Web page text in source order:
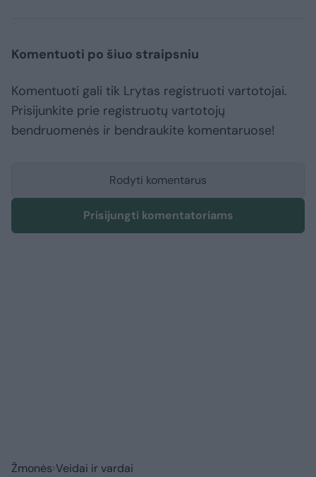
Komentuoti po šiuo straipsniu
Komentuoti gali tik Lrytas registruoti vartotojai.
Prisijunkite prie registruotų vartotojų
bendruomenės ir bendraukite komentaruose!
Rodyti komentarus
Prisijungti komentatoriams
Žmonės Veidai ir vardai